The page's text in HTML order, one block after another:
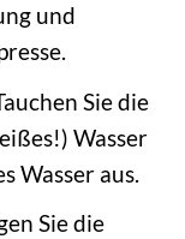
und
Sie die
Wasser
Wasser aus.
Sie die